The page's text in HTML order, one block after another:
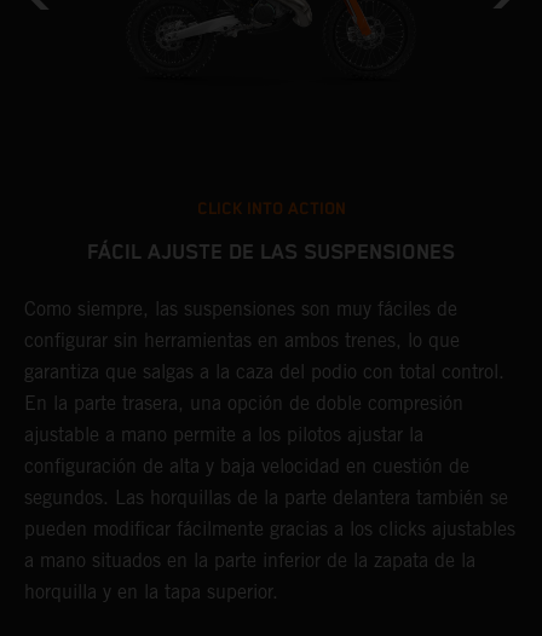
CLICK INTO ACTION
FÁCIL AJUSTE DE LAS SUSPENSIONES
Como siempre, las suspensiones son muy fáciles de
configurar sin herramientas en ambos trenes, lo que
garantiza que salgas a la caza del podio con total control.
En la parte trasera, una opción de doble compresión
ajustable a mano permite a los pilotos ajustar la
configuración de alta y baja velocidad en cuestión de
segundos. Las horquillas de la parte delantera también se
pueden modificar fácilmente gracias a los clicks ajustables
a mano situados en la parte inferior de la zapata de la
horquilla y en la tapa superior.